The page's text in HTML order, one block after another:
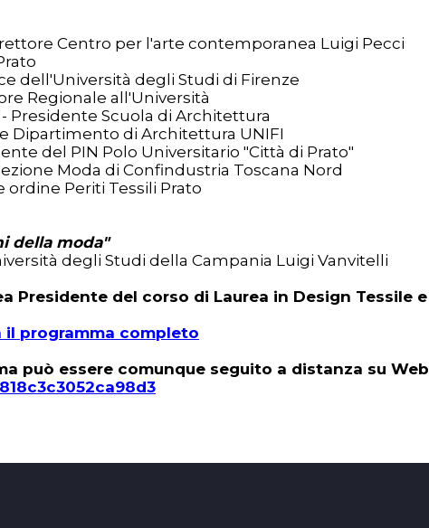
Centro per l'arte contemporanea Luigi Pecci
dell'Università degli Studi di Firenze
Regionale all'Università
- Presidente Scuola di Architettura
Dipartimento di Architettura UNIFI
del PIN Polo Universitario "Città di Prato"
Moda di Confindustria Toscana Nord
ordine Periti Tessili Prato
della moda"
degli Studi della Campania Luigi Vanvitelli
Presidente del corso di Laurea in Design Tessile
il programma completo
può essere comunque seguito a distanza su